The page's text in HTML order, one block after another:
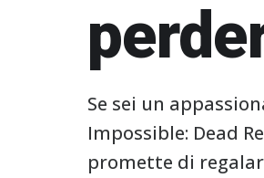
Se sei un
Impossible: Dead
promette di